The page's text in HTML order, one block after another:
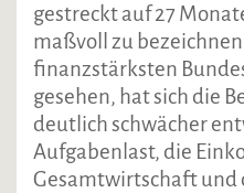
gestreckt auf 27
maßvoll zu
finanzstärksten
gesehen, hat sich die
deutlich schwächer
Aufgabenlast, die
Gesamtwirtschaft und